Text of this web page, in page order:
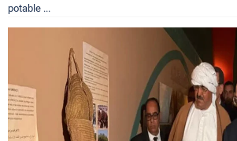
Evenements
potable ...